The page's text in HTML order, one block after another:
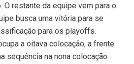
O restante da equipe vem para o
busca uma vitória para se
para os playoffs.
a oitava colocação, a frente
sequência na nona colocação.